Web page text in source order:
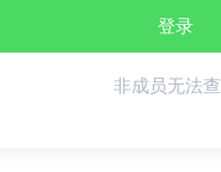
非成员无法